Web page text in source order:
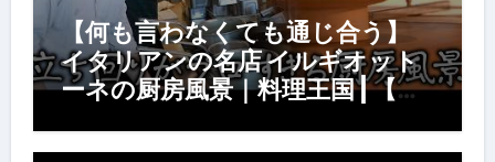
【何も言わなくても通じ合う】
イタリアンの名店 イルギオット
ーネの厨房風景｜料理王国 | 【厨
風景】